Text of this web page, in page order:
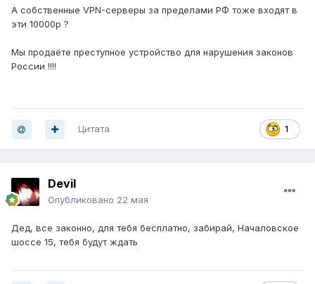
А собственные VPN-серверы за пределами РФ тоже входят в
эти 10000р ?
Мы продаёте преступное устройство для нарушения законов
России !!!!
1
Цитата
Devil
Опубликовано 22 мая
Дед, все законно, для тебя бесплатно, забирай, Началовское
шоссе 15, тебя будут ждать